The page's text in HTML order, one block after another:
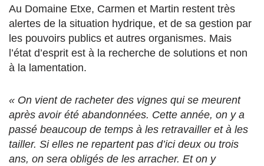
Au Domaine Etxe, Carmen et Martin restent très
alertes de la situation hydrique, et de sa gestion par
les pouvoirs publics et autres organismes. Mais
l’état d’esprit est à la recherche de solutions et non
à la lamentation.
« On vient de racheter des vignes qui se meurent
après avoir été abandonnées. Cette année, on y a
passé beaucoup de temps à les retravailler et à les
tailler. Si elles ne repartent pas d’ici deux ou trois
ans, on sera obligés de les arracher. Et on y